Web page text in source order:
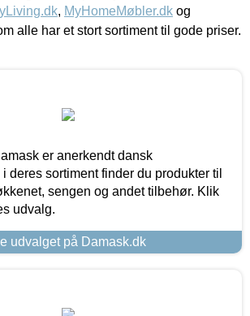
, MyHomeMøbler.dk og
alle har et stort sortiment til gode priser.
er anerkendt dansk
deres sortiment finder du produkter til
sengen og andet tilbehør. Klik
udvalg.
udvalget på Damask.dk